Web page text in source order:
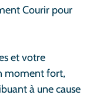
Courir pour
et votre
moment fort,
à une cause